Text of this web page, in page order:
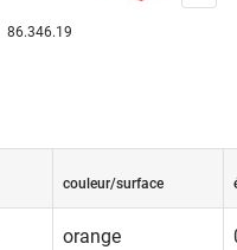
86.346.19
couleur/surface
orange